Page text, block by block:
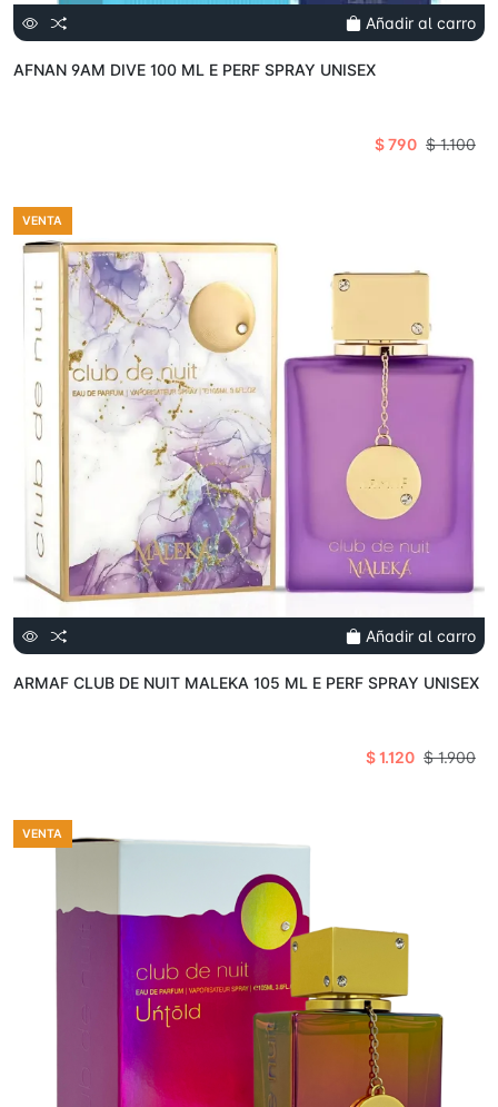
Añadir al carro
AFNAN 9AM DIVE 100 ML E PERF SPRAY UNISEX
$ 790 $ 1.100
VENTA
Añadir al carro
ARMAF CLUB DE NUIT MALEKA 105 ML E PERF SPRAY UNISEX
$ 1.120 $ 1.900
VENTA